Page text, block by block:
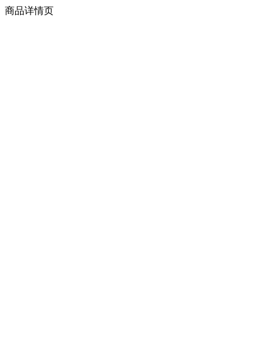
商品详情页